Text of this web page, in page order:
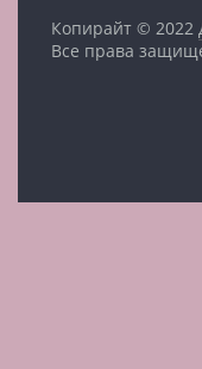
Копирайт © 2022
Все права